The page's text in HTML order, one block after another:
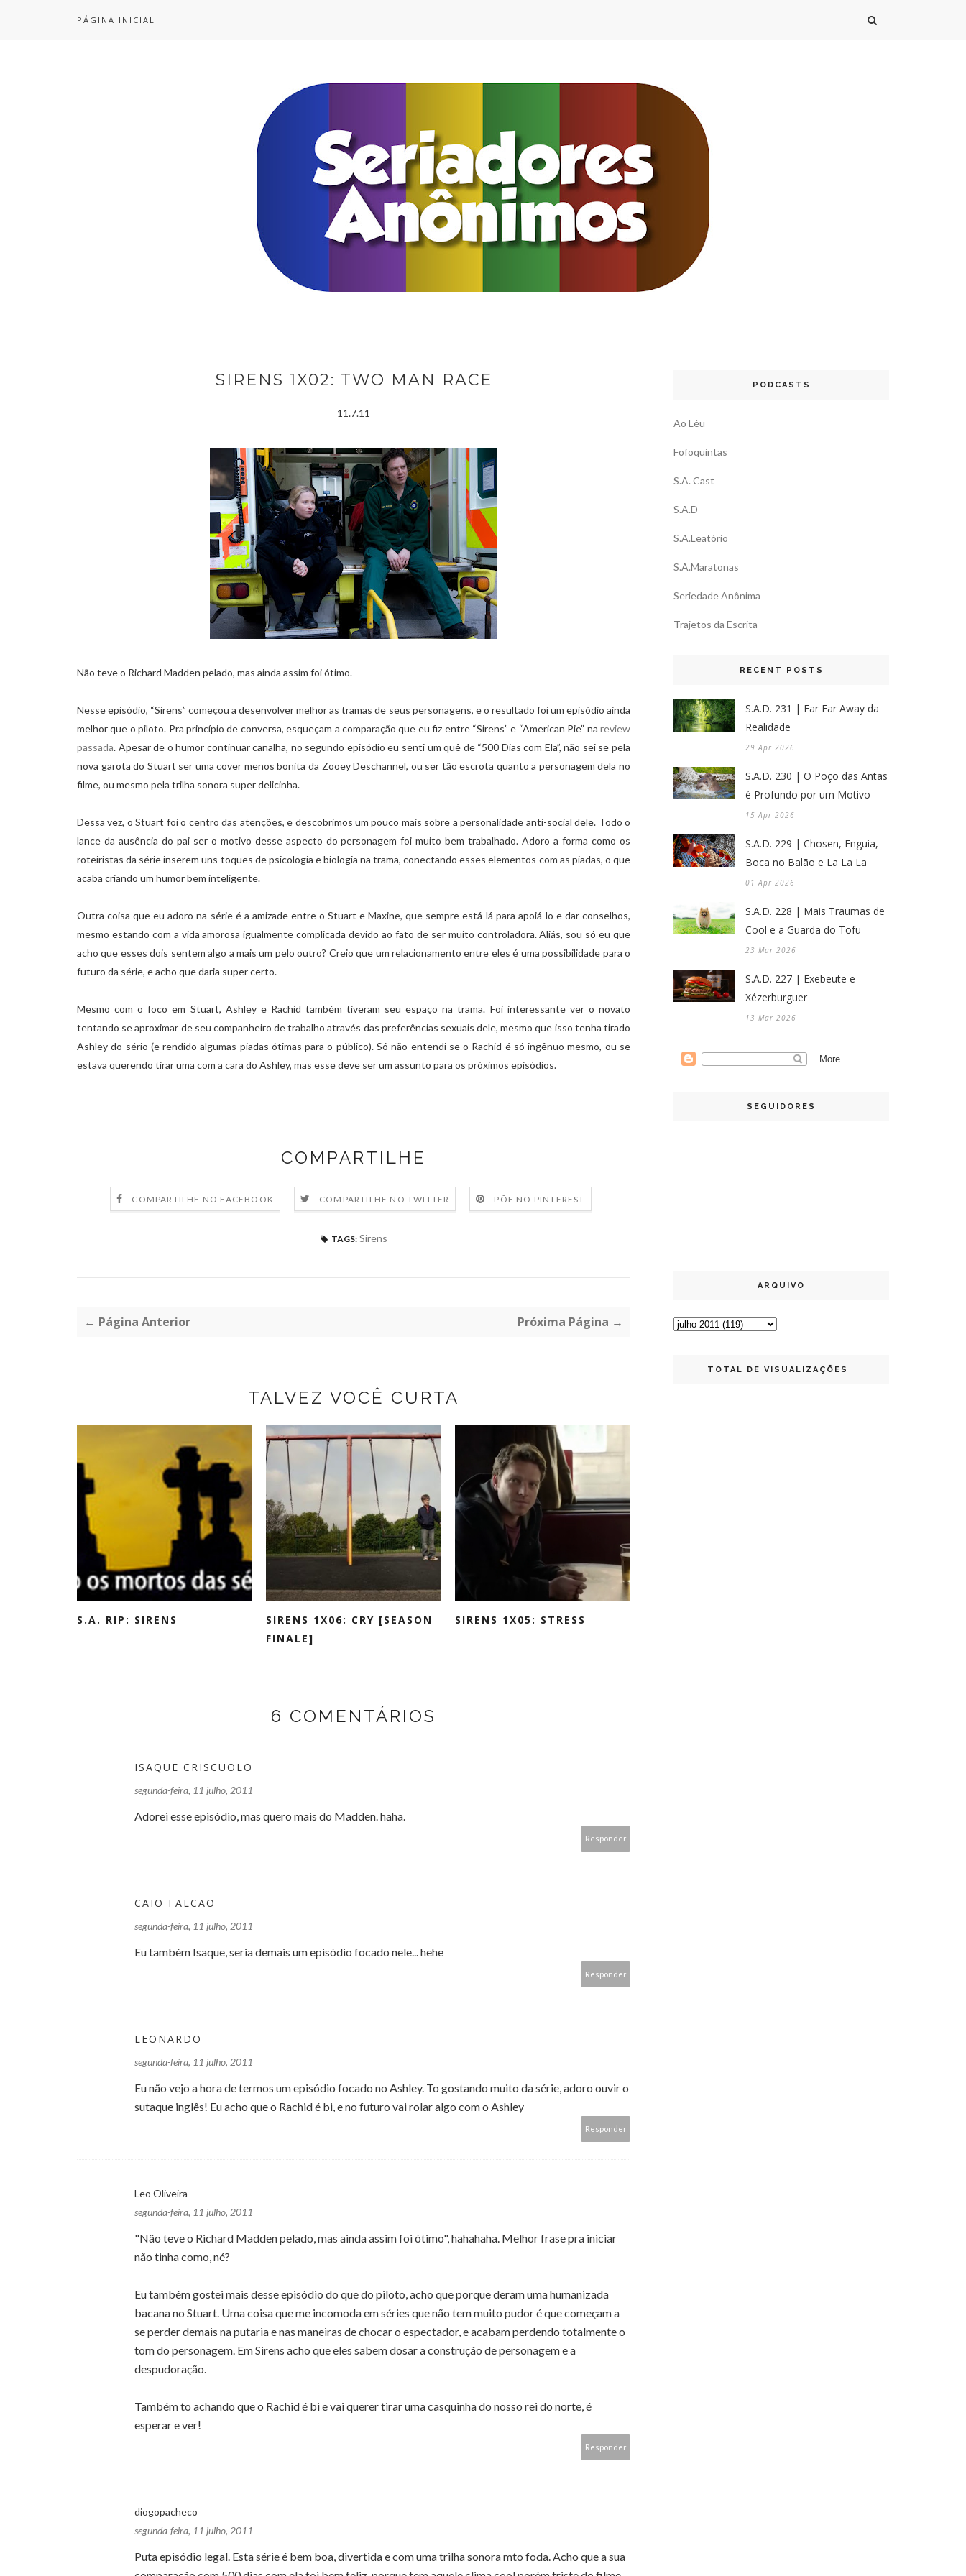
PÁGINA INICIAL
SIRENS 1X02: TWO MAN RACE
11.7.11
Não teve o Richard Madden pelado, mas ainda assim foi ótimo.
Nesse episódio, “Sirens” começou a desenvolver melhor as tramas de seus personagens, e o resultado foi um episódio ainda
melhor que o piloto. Pra princípio de conversa, esqueçam a comparação que eu fiz entre “Sirens” e “American Pie” na review
passada. Apesar de o humor continuar canalha, no segundo episódio eu senti um quê de “500 Dias com Ela”, não sei se pela
nova garota do Stuart ser uma cover menos bonita da Zooey Deschannel, ou ser tão escrota quanto a personagem dela no
filme, ou mesmo pela trilha sonora super delicinha.
Dessa vez, o Stuart foi o centro das atenções, e descobrimos um pouco mais sobre a personalidade anti-social dele. Todo o
lance da ausência do pai ser o motivo desse aspecto do personagem foi muito bem trabalhado. Adoro a forma como os
roteiristas da série inserem uns toques de psicologia e biologia na trama, conectando esses elementos com as piadas, o que
acaba criando um humor bem inteligente.
Outra coisa que eu adoro na série é a amizade entre o Stuart e Maxine, que sempre está lá para apoiá-lo e dar conselhos,
mesmo estando com a vida amorosa igualmente complicada devido ao fato de ser muito controladora. Aliás, sou só eu que
acho que esses dois sentem algo a mais um pelo outro? Creio que um relacionamento entre eles é uma possibilidade para o
futuro da série, e acho que daria super certo.
Mesmo com o foco em Stuart, Ashley e Rachid também tiveram seu espaço na trama. Foi interessante ver o novato
tentando se aproximar de seu companheiro de trabalho através das preferências sexuais dele, mesmo que isso tenha tirado
Ashley do sério (e rendido algumas piadas ótimas para o público). Só não entendi se o Rachid é só ingênuo mesmo, ou se
estava querendo tirar uma com a cara do Ashley, mas esse deve ser um assunto para os próximos episódios.
COMPARTILHE
COMPARTILHE NO FACEBOOK COMPARTILHE NO TWITTER PÕE NO PINTEREST
TAGS: Sirens
← Página Anterior Próxima Página →
TALVEZ VOCÊ CURTA
S.A. RIP: SIRENS
SIRENS 1X06: CRY [SEASON
FINALE]
SIRENS 1X05: STRESS
6 COMENTÁRIOS
ISAQUE CRISCUOLO
segunda-feira, 11 julho, 2011
Adorei esse episódio, mas quero mais do Madden. haha.
Responder
CAIO FALCÃO
segunda-feira, 11 julho, 2011
Eu também Isaque, seria demais um episódio focado nele... hehe
Responder
LEONARDO
segunda-feira, 11 julho, 2011
Eu não vejo a hora de termos um episódio focado no Ashley. To gostando muito da série, adoro ouvir o
sutaque inglês! Eu acho que o Rachid é bi, e no futuro vai rolar algo com o Ashley
Responder
Leo Oliveira
segunda-feira, 11 julho, 2011
"Não teve o Richard Madden pelado, mas ainda assim foi ótimo", hahahaha. Melhor frase pra iniciar
não tinha como, né?
Eu também gostei mais desse episódio do que do piloto, acho que porque deram uma humanizada
bacana no Stuart. Uma coisa que me incomoda em séries que não tem muito pudor é que começam a
se perder demais na putaria e nas maneiras de chocar o espectador, e acabam perdendo totalmente o
tom do personagem. Em Sirens acho que eles sabem dosar a construção de personagem e a
despudoração.
Também to achando que o Rachid é bi e vai querer tirar uma casquinha do nosso rei do norte, é
esperar e ver!
Responder
diogopacheco
segunda-feira, 11 julho, 2011
Puta episódio legal. Esta série é bem boa, divertida e com uma trilha sonora mto foda. Acho que a sua
PODCASTS
Ao Léu
Fofoquintas
S.A. Cast
S.A.D
S.A.Leatório
S.A.Maratonas
Seriedade Anônima
Trajetos da Escrita
RECENT POSTS
S.A.D. 231 | Far Far Away da
Realidade
29 Apr 2026
S.A.D. 230 | O Poço das Antas
é Profundo por um Motivo
15 Apr 2026
S.A.D. 229 | Chosen, Enguia,
Boca no Balão e La La La
01 Apr 2026
S.A.D. 228 | Mais Traumas de
Cool e a Guarda do Tofu
23 Mar 2026
S.A.D. 227 | Exebeute e
Xézerburguer
13 Mar 2026
SEGUIDORES
ARQUIVO
TOTAL DE VISUALIZAÇÕES